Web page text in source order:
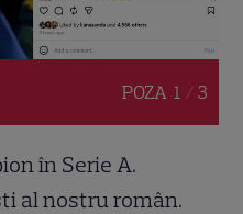
POZA 1 / 3
în Serie A.
al nostru român.